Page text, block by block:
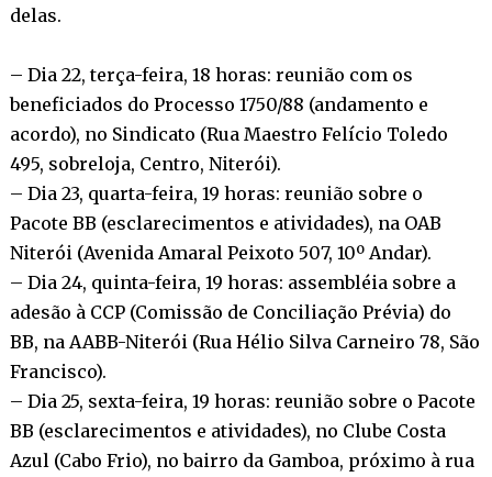
delas.
– Dia 22, terça-feira, 18 horas: reunião com os
beneficiados do Processo 1750/88 (andamento e
acordo), no Sindicato (Rua Maestro Felício Toledo
495, sobreloja, Centro, Niterói).
– Dia 23, quarta-feira, 19 horas: reunião sobre o
Pacote BB (esclarecimentos e atividades), na OAB
Niterói (Avenida Amaral Peixoto 507, 10º Andar).
– Dia 24, quinta-feira, 19 horas: assembléia sobre a
adesão à CCP (Comissão de Conciliação Prévia) do
BB, na AABB-Niterói (Rua Hélio Silva Carneiro 78, São
Francisco).
– Dia 25, sexta-feira, 19 horas: reunião sobre o Pacote
BB (esclarecimentos e atividades), no Clube Costa
Azul (Cabo Frio), no bairro da Gamboa, próximo à rua